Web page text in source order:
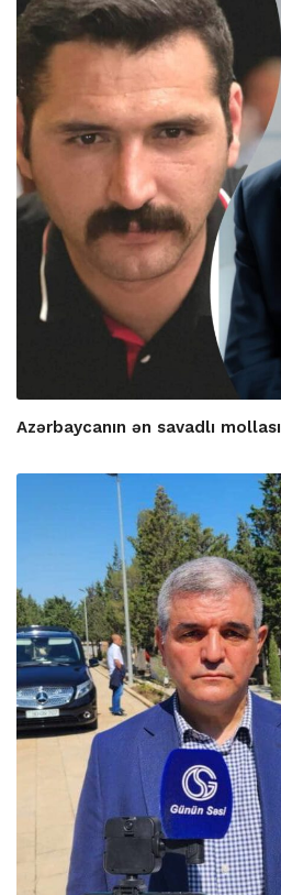
Azərbaycanın ən savadlı mollası